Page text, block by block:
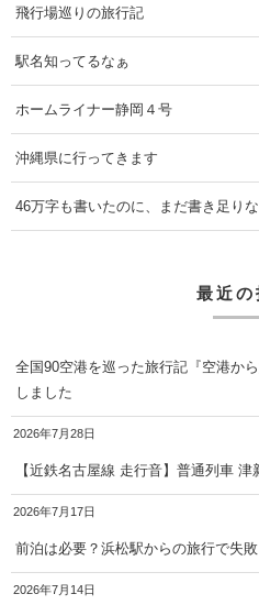
飛行場巡りの旅行記
駅名知ってるなぁ
ホームライナー静岡４号
沖縄県に行ってきます
46万字も書いたのに、まだ書き足り
最近の
全国90空港を巡った旅行記『空港か
しました
2026年7月28日
【近鉄名古屋線 走行音】普通列車
2026年7月17日
前泊は必要？浜松駅からの旅行で失
2026年7月14日